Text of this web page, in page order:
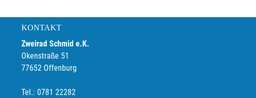
KONTAKT
Zweirad Schmid e.K.
Okenstraße 51
77652 Offenburg
Tel.: 0781 22282